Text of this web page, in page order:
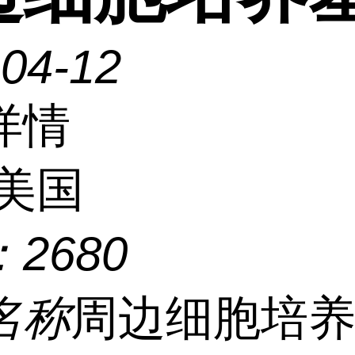
12
情
国
2680
称周边细胞培